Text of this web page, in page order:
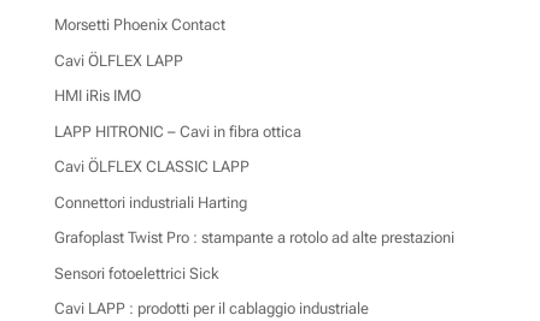
Morsetti Phoenix Contact
Cavi ÖLFLEX LAPP
HMI iRis IMO
LAPP HITRONIC – Cavi in fibra ottica
Cavi ÖLFLEX CLASSIC LAPP
Connettori industriali Harting
Grafoplast Twist Pro : stampante a rotolo ad alte prestazioni
Sensori fotoelettrici Sick
Cavi LAPP : prodotti per il cablaggio industriale